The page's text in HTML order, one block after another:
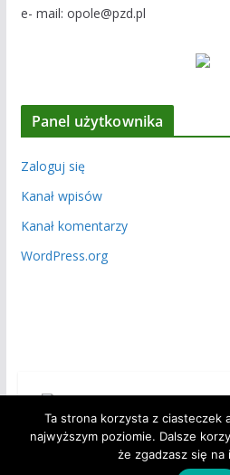
e- mail: opole@pzd.pl
Panel użytkownika
Zaloguj się
Kanał wpisów
Kanał komentarzy
WordPress.org
Copyright © 2026Polski Związek
Ta strona korzysta z ciasteczek
najwyższym poziomie. Dalsze
że zgadzasz się na